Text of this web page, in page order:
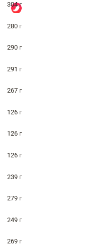
304 г
280 г
290 г
291 г
267 г
126 г
126 г
126 г
239 г
279 г
249 г
269 г